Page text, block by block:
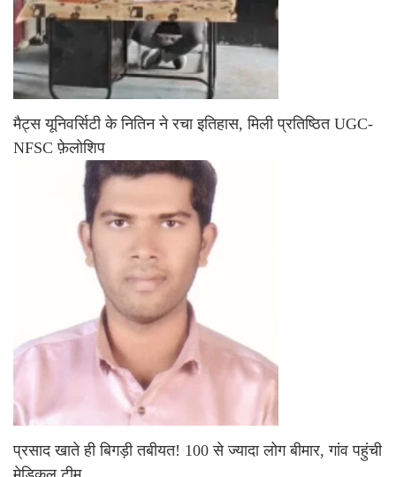
मैट्स यूनिवर्सिटी के नितिन ने रचा इतिहास, मिली प्रतिष्ठित UGC-
NFSC फ़ेलोशिप
प्रसाद खाते ही बिगड़ी तबीयत! 100 से ज्यादा लोग बीमार, गांव पहुंची